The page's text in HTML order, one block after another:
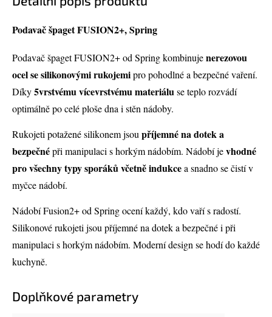
Podavač špaget FUSION2+, Spring
Podavač špaget FUSION2+ od Spring kombinujenerezovou
ocel se silikonovými rukojemipro pohodlné a bezpečné vaření.
Díky5vrstvému vícevrstvému materiáluse teplo rozvádí
optimálně po celé ploše dna i stěn nádoby.
Rukojeti potažené silikonem jsoupříjemné na dotek a
bezpečnépři manipulaci s horkým nádobím. Nádobí jevhodné
pro všechny typy sporáků včetně indukcea snadno se čistí v
myčce nádobí.
Nádobí Fusion2+ od Spring ocení každý, kdo vaří s radostí.
Silikonové rukojeti jsou příjemné na dotek a bezpečné i při
manipulaci s horkým nádobím. Moderní design se hodí do každé
kuchyně.
Doplňkové parametry